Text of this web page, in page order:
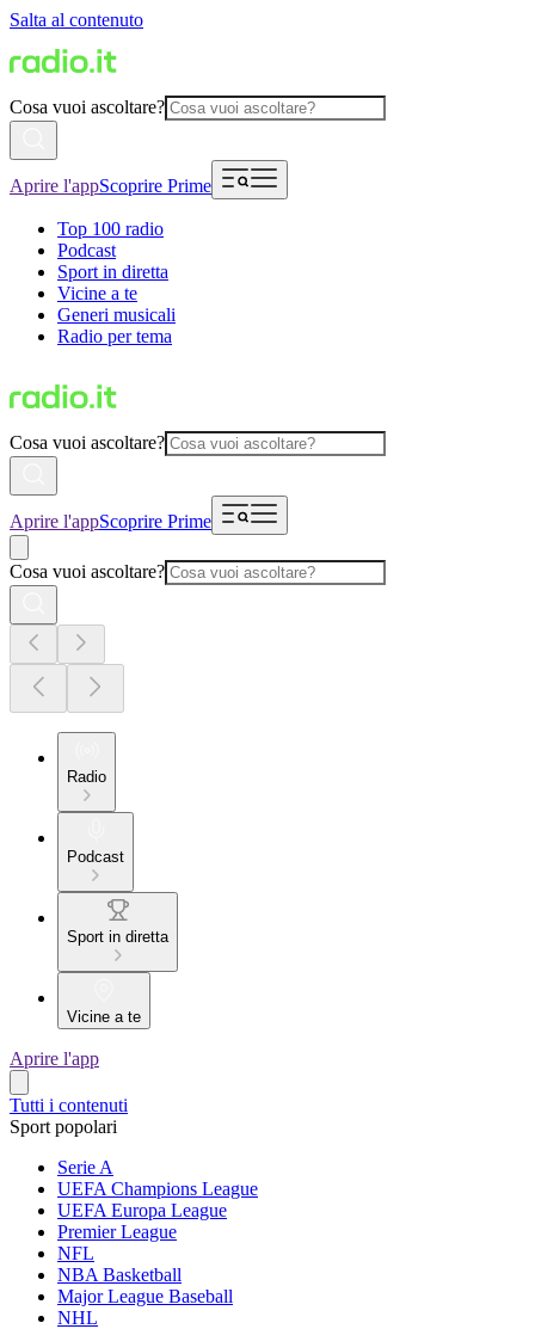
Salta al contenuto
Cosa vuoi ascoltare?
Aprire l'appScoprire Prime
Top 100 radio
Podcast
Sport in diretta
Vicine a te
Generi musicali
Radio per tema
Cosa vuoi ascoltare?
Aprire l'appScoprire Prime
Cosa vuoi ascoltare?
Radio
Podcast
Sport in diretta
Vicine a te
Aprire l'app
Tutti i contenuti
Sport popolari
Serie A
UEFA Champions League
UEFA Europa League
Premier League
NFL
NBA Basketball
Major League Baseball
NHL